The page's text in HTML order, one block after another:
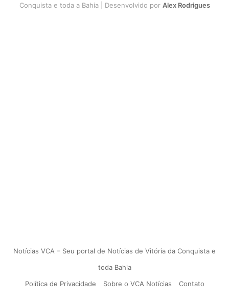
Conquista e toda a Bahia | Desenvolvido por Alex Rodrigues
Notícias VCA – Seu portal de Notícias de Vitória da Conquista e
toda Bahia
Política de Privacidade
Sobre o VCA Notícias Contato